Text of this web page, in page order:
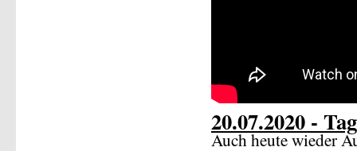
20.07.2020 -
Auch heute wieder